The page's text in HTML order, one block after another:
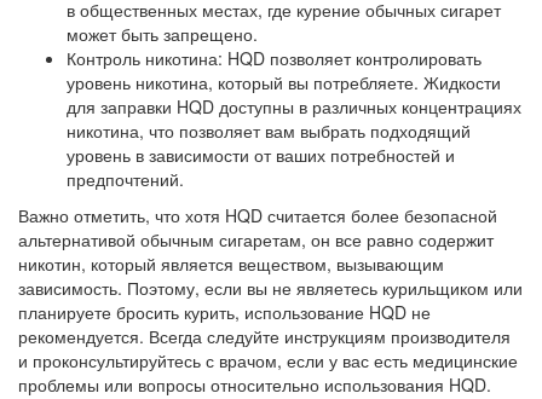
в общественных местах, где курение обычных сигарет
может быть запрещено.
Контроль никотина: HQD позволяет контролировать
уровень никотина, который вы потребляете. Жидкости
для заправки HQD доступны в различных концентрациях
никотина, что позволяет вам выбрать подходящий
уровень в зависимости от ваших потребностей и
предпочтений.
Важно отметить, что хотя HQD считается более безопасной
альтернативой обычным сигаретам, он все равно содержит
никотин, который является веществом, вызывающим
зависимость. Поэтому, если вы не являетесь курильщиком или
планируете бросить курить, использование HQD не
рекомендуется. Всегда следуйте инструкциям производителя
и проконсультируйтесь с врачом, если у вас есть медицинские
проблемы или вопросы относительно использования HQD.